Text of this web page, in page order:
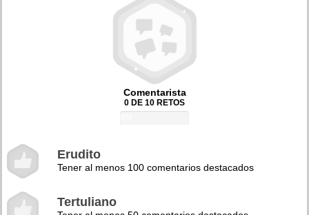
Comentarista
0 DE 10 RETOS
Erudito
Tener al menos 100 comentarios destacados
Tertuliano